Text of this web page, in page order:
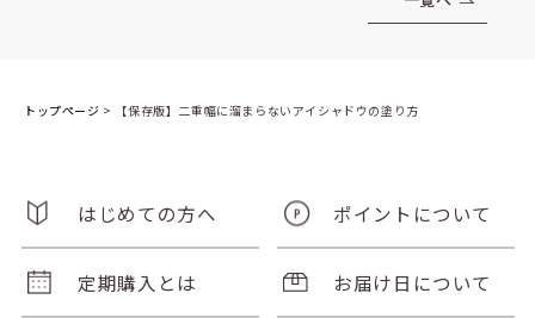
トップページ > 【保存版】二重幅に溜まらないアイシャドウの塗り方
はじめての方へ ポイントについて
定期購入とは お届け日について